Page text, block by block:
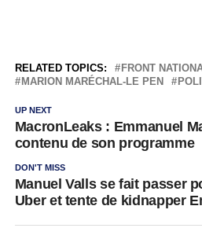
RELATED TOPICS:
FRONT
MARION MARÉCHAL-LE PEN
UP NEXT
MacronLeaks : Emmanuel
contenu de son programme
DON'T MISS
Manuel Valls se fait passer
Uber et tente de kidnapper